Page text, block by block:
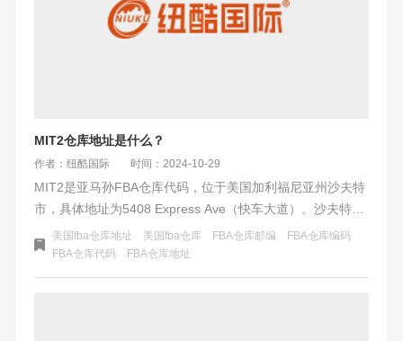
MIT2仓库地址是什么？
作者：纽酷国际 时间：2024-10-29
MIT2是亚马孙FBA仓库代码，位于美国加利福尼亚州沙夫特
市，具体地址为5408 Express Ave（快车大道）。沙夫特地
处加州中部，交通便利，农业资源丰富，居民购物习惯受农
业影响，偏好农业相关商品。周末活动丰富，包括农业体
美国fba仓库地址 美国fba仓库 FBA仓库邮编
FBA仓库编码
FBA仓库代码
FBA仓库地址